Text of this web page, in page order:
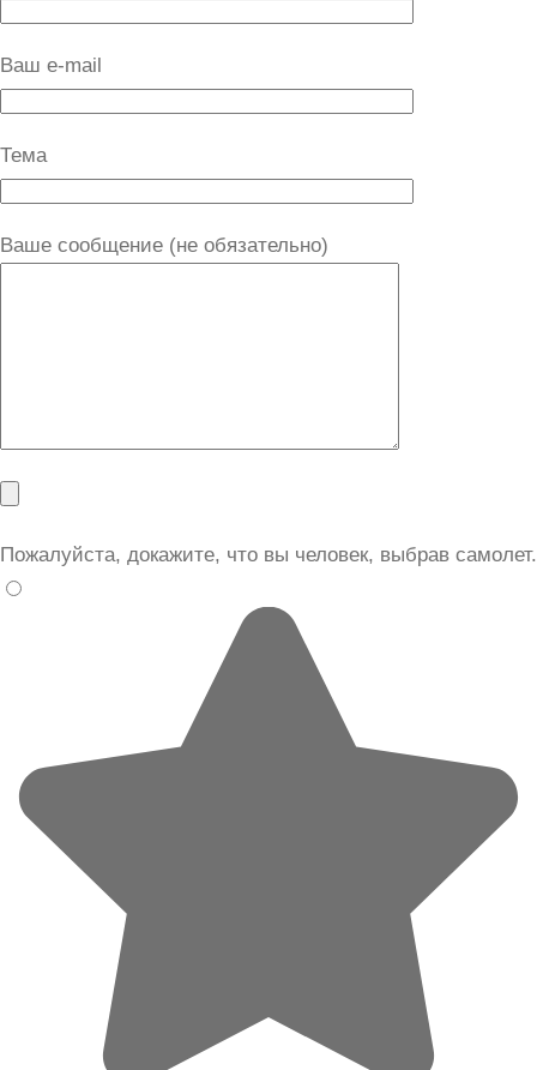
Ваш e-mail
Тема
Ваше сообщение (не обязательно)
Пожалуйста, докажите, что вы человек, выбрав самолет.